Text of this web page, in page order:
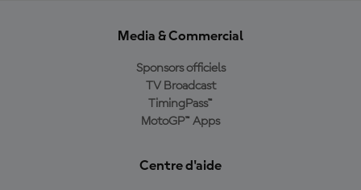
Media & Commercial
Sponsors officiels
TV Broadcast
TimingPass™
MotoGP™ Apps
Centre d'aide